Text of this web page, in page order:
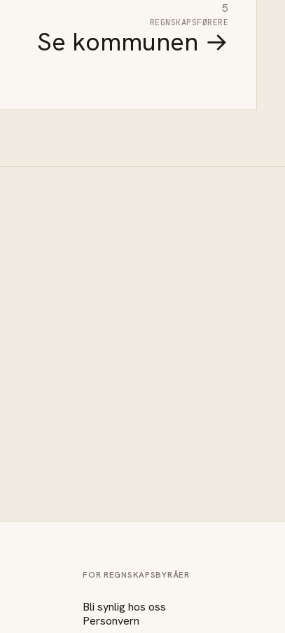
5
REGNSKAPSFØRERE
Se kommunen →
FOR REGNSKAPSBYRÅER
Bli synlig hos oss
Personvern